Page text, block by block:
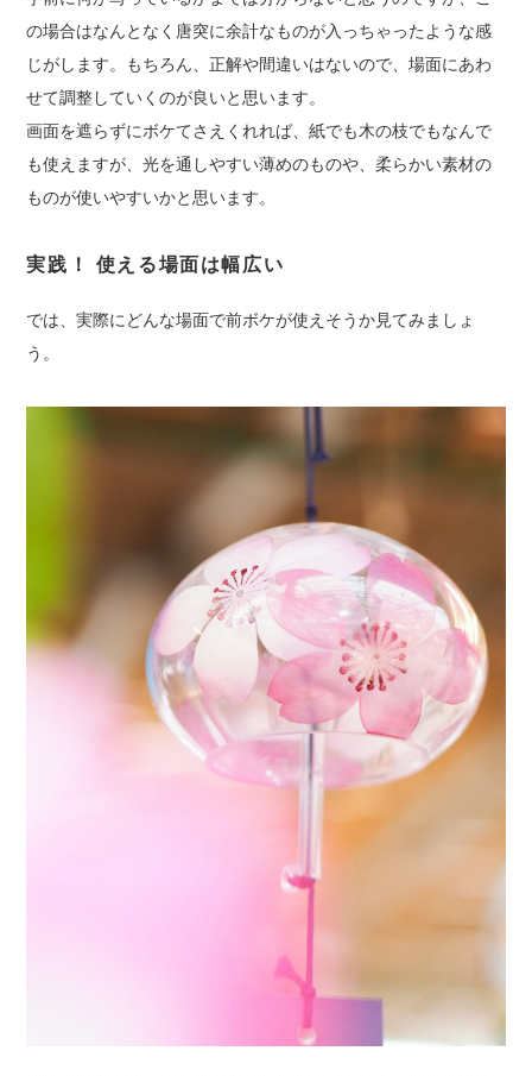
の場合はなんとなく唐突に余計なものが入っちゃったような感
じがします。もちろん、正解や間違いはないので、場面にあわ
せて調整していくのが良いと思います。
画面を遮らずにボケてさえくれれば、紙でも木の枝でもなんで
も使えますが、光を通しやすい薄めのものや、柔らかい素材の
ものが使いやすいかと思います。
実践！ 使える場面は幅広い
では、実際にどんな場面で前ボケが使えそうか見てみましょ
う。